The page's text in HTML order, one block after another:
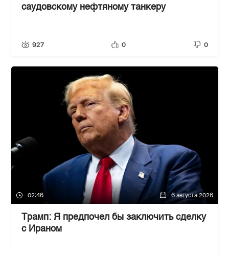
саудовскому нефтяному танкеру
927 0 0
02:46 6 августа 2026
Трамп: Я предпочел бы заключить сделку
с Ираном